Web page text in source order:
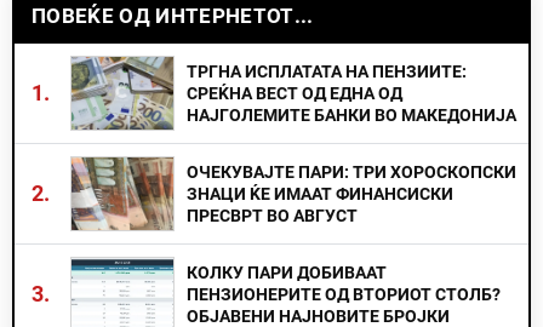
ПОВЕЌЕ ОД ИНТЕРНЕТОТ...
1.
ТРГНА ИСПЛАТАТА НА ПЕНЗИИТЕ:
СРЕЌНА ВЕСТ ОД ЕДНА ОД
НАЈГОЛЕМИТЕ БАНКИ ВО МАКЕДОНИЈА
2.
ОЧЕКУВАЈТЕ ПАРИ: ТРИ ХОРОСКОПСКИ
ЗНАЦИ ЌЕ ИМААТ ФИНАНСИСКИ
ПРЕСВРТ ВО АВГУСТ
3.
КОЛКУ ПАРИ ДОБИВААТ
ПЕНЗИОНЕРИТЕ ОД ВТОРИОТ СТОЛБ?
ОБЈАВЕНИ НАЈНОВИТЕ БРОЈКИ